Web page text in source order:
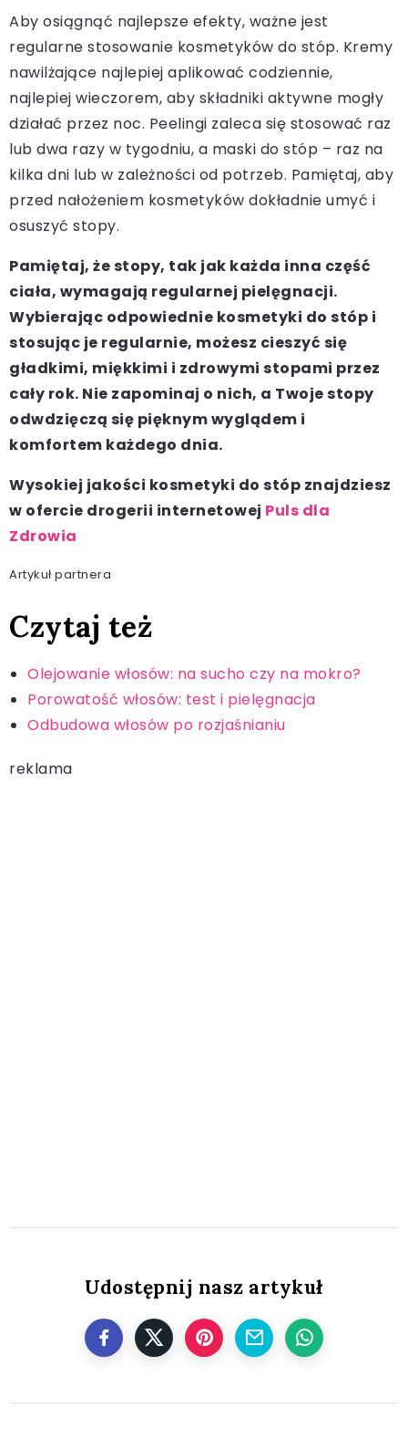
Aby osiągnąć najlepsze efekty, ważne jest
regularne stosowanie kosmetyków do stóp. Kremy
nawilżające najlepiej aplikować codziennie,
najlepiej wieczorem, aby składniki aktywne mogły
działać przez noc. Peelingi zaleca się stosować raz
lub dwa razy w tygodniu, a maski do stóp – raz na
kilka dni lub w zależności od potrzeb. Pamiętaj, aby
przed nałożeniem kosmetyków dokładnie umyć i
osuszyć stopy.
Pamiętaj, że stopy, tak jak każda inna część
ciała, wymagają regularnej pielęgnacji.
Wybierając odpowiednie kosmetyki do stóp i
stosując je regularnie, możesz cieszyć się
gładkimi, miękkimi i zdrowymi stopami przez
cały rok. Nie zapominaj o nich, a Twoje stopy
odwdzięczą się pięknym wyglądem i
komfortem każdego dnia.
Wysokiej jakości kosmetyki do stóp znajdziesz
w ofercie drogerii internetowej Puls dla
Zdrowia
Artykuł partnera
Czytaj też
Olejowanie włosów: na sucho czy na mokro?
Porowatość włosów: test i pielęgnacja
Odbudowa włosów po rozjaśnianiu
reklama
Udostępnij nasz artykuł